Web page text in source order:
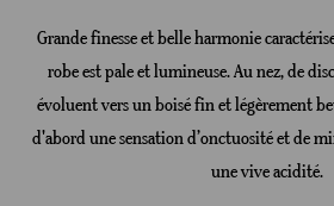
Grande finesse et belle harmonie
robe est pale et lumineuse. Au nez, de
évoluent vers un boisé fin et légèrement
d'abord une sensation d’onctuosité et de
une vive acidité.